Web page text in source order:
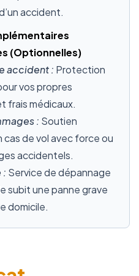
accident.
(Optionnelles)
accident : Protection
vos propres
frais médicaux.
: Soutien
cas de vol avec force ou
accidentels.
: Service de dépannage
subit une panne grave
domicile.